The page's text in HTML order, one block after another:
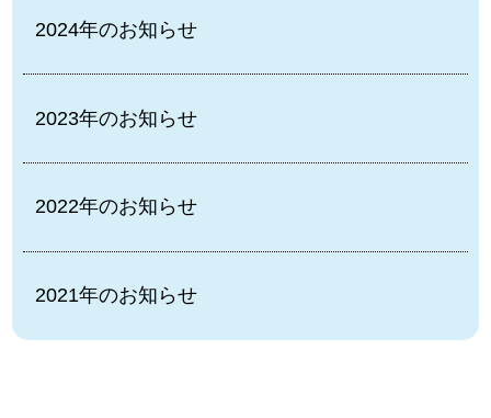
2024年のお知らせ
2023年のお知らせ
2022年のお知らせ
2021年のお知らせ